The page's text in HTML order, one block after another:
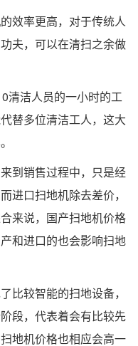
效率更高，对于传统人
夫，可以在清扫之余做
清洁人员的一小时的工
替多位清洁工人，这大
到销售过程中，只是经
进口扫地机除去差价，
来说，国产扫地机价格
和进口的也会影响扫地
比较智能的扫地设备，
段，代表着会有比较先
地机价格也相应会高一